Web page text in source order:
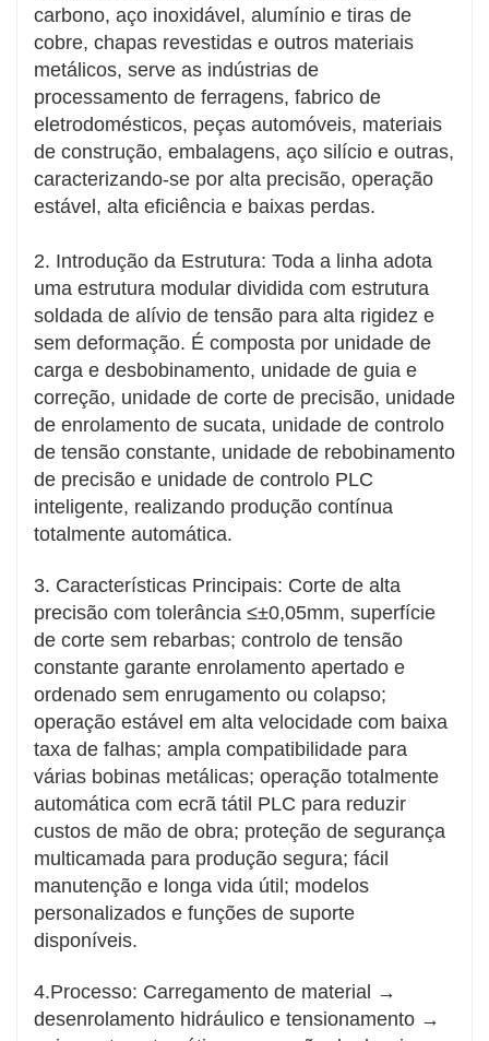
Estrutura rígida da máquina e sistema de
transmissão otimizado suportam corte e
rebobinagem contínuos de alta velocidade com
baixa taxa de falhas, melhorando
significativamente a capacidade da linha.
Operação Inteligente e Fácil
Controle automático PLC com configuração de
parâmetros com um clique, contagem
fácil para novos operadores reduzirem custos
de mão de obra.
Proteção de Segurança Completa
Equipado com dispositivos de paragem de
emergência, proteções de segurança e
proteção contra sobrecarga de tensão para
evitar rutura da tira e danos por sobrecarga do
equipamento, garantindo uma produção mais
segura.
Manutenção fácil e longa vida útil
As peças-chave utilizam rolamentos resistentes
substituição e desmontagem dos cortadores
são convenientes, com manutenção simples,
reduzindo os custos operacionais a longo prazo.
Design Personalizável
Modelos personalizáveis com base na largura,
espessura e peso de enrolamento da bobina do
cliente. Combinado com desbobinador, máquina
de nivelamento e bobinadeira de bordas como
linha de produção completa.
carbono, aço inoxidável, alumínio e tiras de
cobre, chapas revestidas e outros materiais
metálicos, serve as indústrias de
processamento de ferragens, fabrico de
eletrodomésticos, peças automóveis, materiais
de construção, embalagens, aço silício e outras,
caracterizando-se por alta precisão, operação
estável, alta eficiência e baixas perdas.
2. Introdução da Estrutura: Toda a linha adota
uma estrutura modular dividida com estrutura
soldada de alívio de tensão para alta rigidez e
sem deformação. É composta por unidade de
carga e desbobinamento, unidade de guia e
correção, unidade de corte de precisão, unidade
de enrolamento de sucata, unidade de controlo
de tensão constante, unidade de rebobinamento
de precisão e unidade de controlo PLC
inteligente, realizando produção contínua
totalmente automática.
3. Características Principais: Corte de alta
precisão com tolerância ≤±0,05mm, superfície
de corte sem rebarbas; controlo de tensão
constante garante enrolamento apertado e
ordenado sem enrugamento ou colapso;
operação estável em alta velocidade com baixa
taxa de falhas; ampla compatibilidade para
várias bobinas metálicas; operação totalmente
automática com ecrã tátil PLC para reduzir
custos de mão de obra; proteção de segurança
multicamada para produção segura; fácil
manutenção e longa vida útil; modelos
personalizados e funções de suporte
disponíveis.
4.Processo: Carregamento de material →
desenrolamento hidráulico e tensionamento →